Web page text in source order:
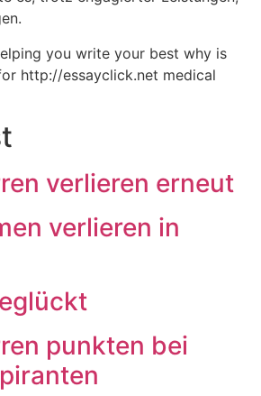
you write your best why is
http://essayclick.net medical
verlieren erneut
verlieren in
punkten bei